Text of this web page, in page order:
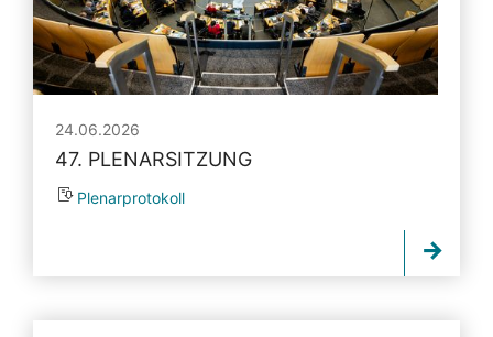
24.06.2026
47. PLENARSITZUNG
Plenarprotokoll